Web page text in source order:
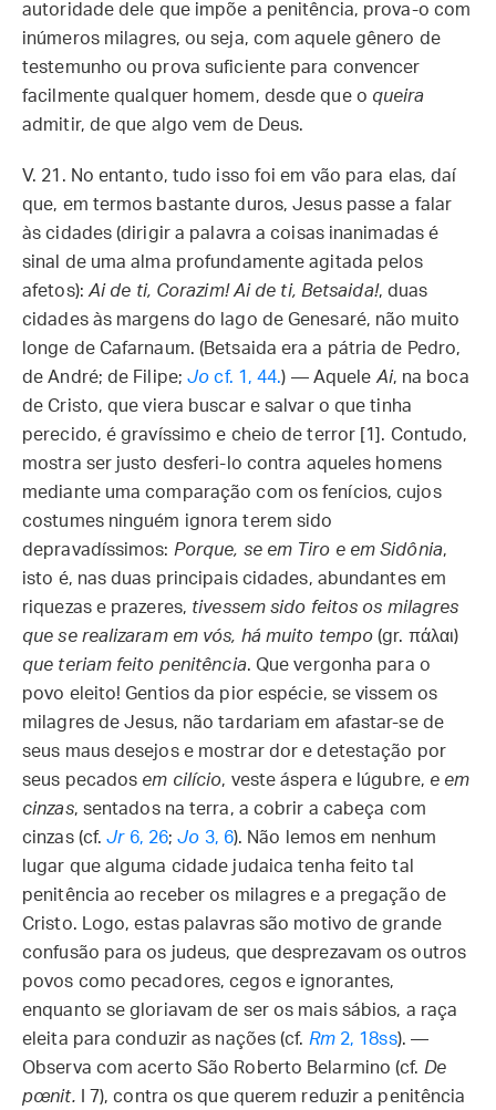
autoridade dele que impõe a penitência, prova-o com
inúmeros milagres, ou seja, com aquele gênero de
testemunho ou prova suficiente para convencer
facilmente qualquer homem, desde que o queira
admitir, de que algo vem de Deus.
V. 21. No entanto, tudo isso foi em vão para elas, daí
que, em termos bastante duros, Jesus passe a falar
às cidades (dirigir a palavra a coisas inanimadas é
sinal de uma alma profundamente agitada pelos
afetos): Ai de ti, Corazim! Ai de ti, Betsaida!, duas
cidades às margens do lago de Genesaré, não muito
longe de Cafarnaum. (Betsaida era a pátria de Pedro,
de André; de Filipe;Jo cf. 1, 44.) — Aquele Ai, na boca
de Cristo, que viera buscar e salvar o que tinha
perecido, é gravíssimo e cheio de terror [1]. Contudo,
mostra ser justo desferi-lo contra aqueles homens
mediante uma comparação com os fenícios, cujos
costumes ninguém ignora terem sido
depravadíssimos: Porque, se em Tiro e em Sidônia,
isto é, nas duas principais cidades, abundantes em
riquezas e prazeres, tivessem sido feitos os milagres
que se realizaram em vós, há muito tempo (gr. πάλαι)
que teriam feito penitência. Que vergonha para o
povo eleito! Gentios da pior espécie, se vissem os
milagres de Jesus, não tardariam em afastar-se de
seus maus desejos e mostrar dor e detestação por
seus pecados em cilício, veste áspera e lúgubre, e em
cinzas, sentados na terra, a cobrir a cabeça com
cinzas (cf.Jr6, 26;Jo 3, 6). Não lemos em nenhum
lugar que alguma cidade judaica tenha feito tal
penitência ao receber os milagres e a pregação de
Cristo. Logo, estas palavras são motivo de grande
confusão para os judeus, que desprezavam os outros
povos como pecadores, cegos e ignorantes,
enquanto se gloriavam de ser os mais sábios, a raça
eleita para conduzir as nações (cf. Rm2, 18ss). —
Observa com acerto São Roberto Belarmino (cf. De
pœnit. I 7), contra os que querem reduzir a penitência